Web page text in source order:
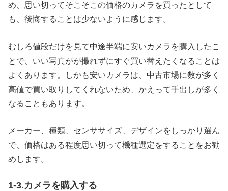
め、思い切ってそこそこの価格のカメラを買ったとして
も、後悔することは少ないように感じます。
むしろ値段だけを見て中途半端に安いカメラを購入したこ
とで、いい写真がが撮れずにすぐ買い替えたくなることは
よくあります。しかも安いカメラは、中古市場に数が多く
高値で買い取りしてくれないため、かえって手出しが多く
なることもあります。
メーカー、種類、センササイズ、デザインをしっかり選ん
で、価格はある程度思い切って機種選定をすることをお勧
めします。
1-3.カメラを購入する